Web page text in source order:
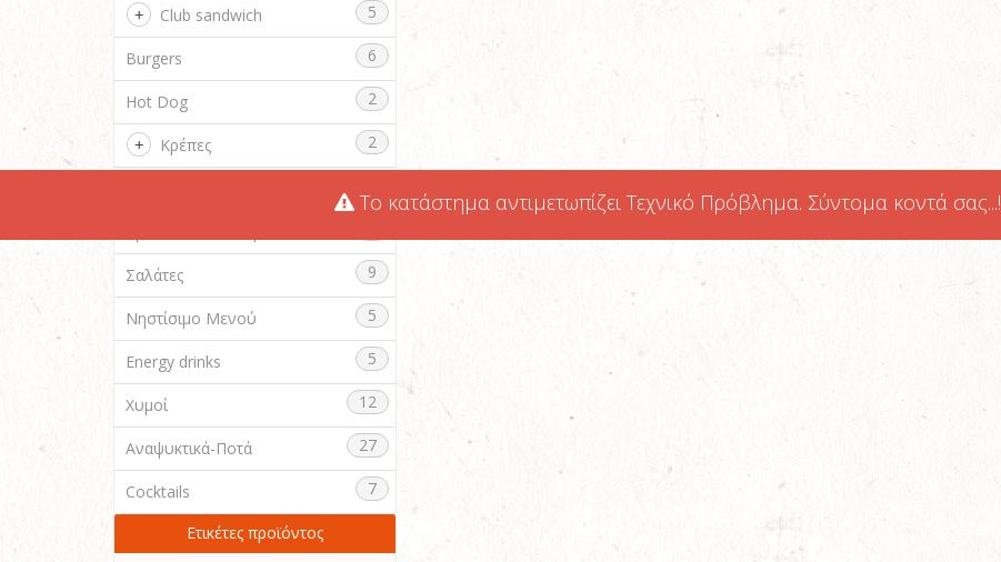
Club sandwich 5
Burgers 6
Hot Dog 2
Κρέπες 2
Σαλάτες 9
Νηστίσιμο Μενού 5
Energy drinks 5
Χυμοί 12
Αναψυκτικά-Ποτά 27
Cocktails 7
Ετικέτες προϊόντος
Το κατάστημα αντιμετωπίζει Τεχνικό Πρόβλημα. Σύντομα κοντά σας...!